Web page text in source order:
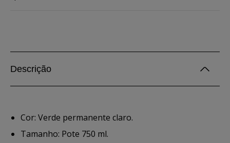
Descrição
Cor: Verde permanente claro.
Tamanho: Pote 750 ml.